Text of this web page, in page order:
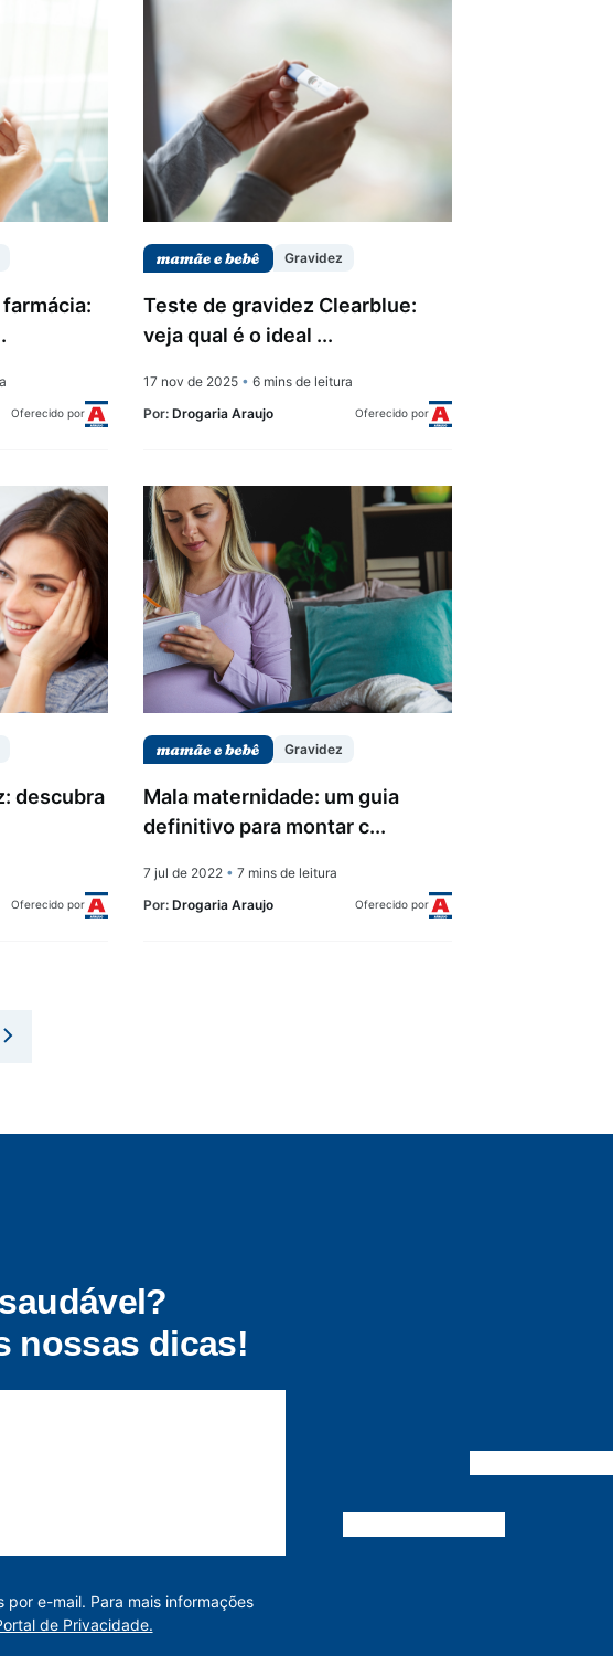
Oferecido por
Gravidez
Teste de gravidez Clearblue:
veja qual é o ideal ...
17 nov de 2025 • 6 mins de leitura
Por: Drogaria Araujo Oferecido por
descubra
Oferecido por
Gravidez
Mala maternidade: um guia
definitivo para montar c...
7 jul de 2022 • 7 mins de leitura
Por: Drogaria Araujo Oferecido por
nossas dicas!
e-mail. Para mais informações
de Privacidade.